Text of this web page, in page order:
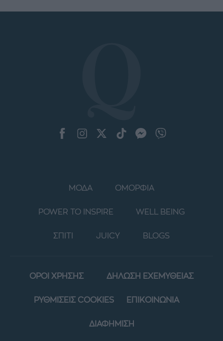
ΜΟΔΑ ΟΜΟΡΦΙΑ
POWER TO INSPIRE WELL BEING
ΣΠΙΤΙ JUICY BLOGS
ΟΡΟΙ ΧΡΗΣΗΣ ΔΗΛΩΣΗ ΕΧΕΜΥΘΕΙΑΣ
ΡΥΘΜΙΣΕΙΣ COOKIES ΕΠΙΚΟΙΝΩΝΙΑ
ΔΙΑΦΗΜΙΣΗ